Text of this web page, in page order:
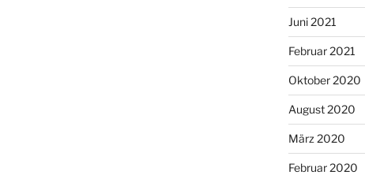
Juni 2021
Februar 2021
Oktober 2020
August 2020
März 2020
Februar 2020